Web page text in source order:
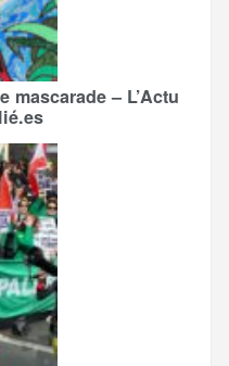
mascarade – L’Actu